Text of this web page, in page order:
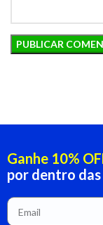
Ganhe 10%
por dentro das